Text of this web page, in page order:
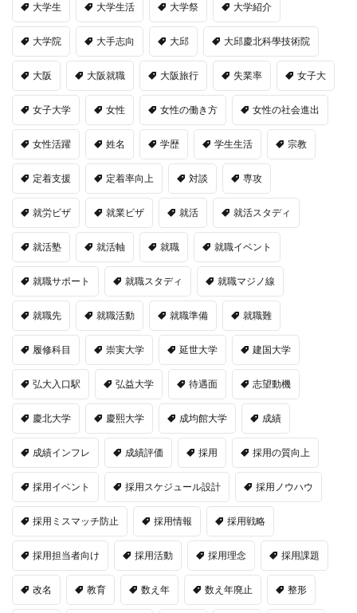
大学生 大学生活 大学祭 大学紹介
大学院 大手志向 大邱 大邱慶北科學技術院
大阪 大阪就職 大阪旅行 失業率 女子大
女子大学 女性 女性の働き方 女性の社会進出
女性活躍 姓名 学歴 学生生活 宗教
定着支援 定着率向上 対談 専攻
就労ビザ 就業ビザ 就活 就活スタディ
就活塾 就活軸 就職 就職イベント
就職サポート 就職スタディ 就職マジノ線
就職先 就職活動 就職準備 就職難
履修科目 崇実大学 延世大学 建国大学
弘大入口駅 弘益大学 待遇面 志望動機
慶北大学 慶熙大学 成均館大学 成績
成績インフレ 成績評価 採用 採用の質向上
採用イベント 採用スケジュール設計 採用ノウハウ
採用ミスマッチ防止 採用情報 採用戦略
採用担当者向け 採用活動 採用理念 採用課題
改名 教育 数え年 数え年廃止 整形